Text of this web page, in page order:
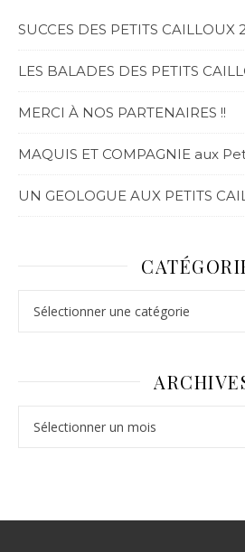
SUCCES DES PETITS CAILLOUX
LES BALADES DES PETITS
MERCI À NOS PARTENAIRES !!
MAQUIS ET COMPAGNIE aux
UN GEOLOGUE AUX PETITS